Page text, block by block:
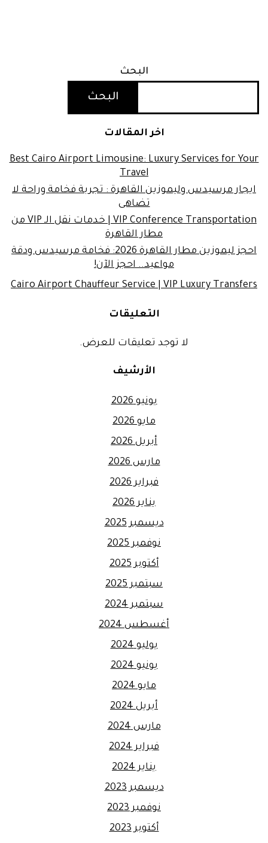
البحث
البحث
اخر المقالات
Best Cairo Airport Limousine: Luxury Services for Your
Travel
ايجار مرسيدس وليموزين القاهرة : تجربة فخامة وراحة لا
تضاهى
VIP Conference Transportation | خدمات نقل الـ VIP من
مطار القاهرة
احجز ليموزين مطار القاهرة 2026: فخامة مرسيدس ودقة
مواعيد.. احجز الآن!
Cairo Airport Chauffeur Service | VIP Luxury Transfers
التعليقات
لا توجد تعليقات للعرض.
الأرشيف
يونيو 2026
مايو 2026
أبريل 2026
مارس 2026
فبراير 2026
يناير 2026
ديسمبر 2025
نوفمبر 2025
أكتوبر 2025
سبتمبر 2025
سبتمبر 2024
أغسطس 2024
يوليو 2024
يونيو 2024
مايو 2024
أبريل 2024
مارس 2024
فبراير 2024
يناير 2024
ديسمبر 2023
نوفمبر 2023
أكتوبر 2023